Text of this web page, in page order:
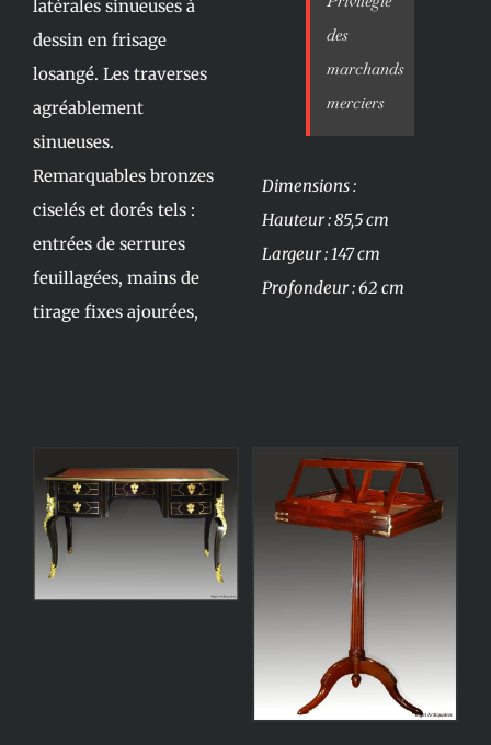
latérales sinueuses à
dessin en frisage
losangé. Les traverses
agréablement
sinueuses.
Remarquables bronzes
ciselés et dorés tels :
entrées de serrures
feuillagées, mains de
tirage fixes ajourées,
des
marchands
merciers
Dimensions :
Hauteur : 85,5 cm
Largeur : 147 cm
Profondeur : 62 cm